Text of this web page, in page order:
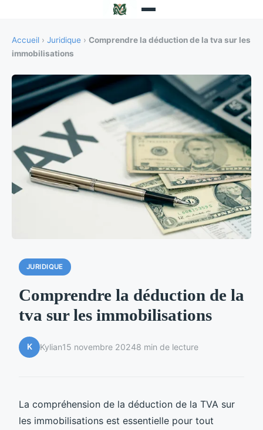
Accueil › Juridique › Comprendre la déduction de la tva sur les
immobilisations
JURIDIQUE
Comprendre la déduction de la
tva sur les immobilisations
K Kylian15 novembre 20248 min de lecture
La compréhension de la déduction de la TVA sur
les immobilisations est essentielle pour tout